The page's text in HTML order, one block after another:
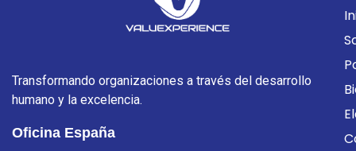
Transformando organizaciones a través del desarrollo
humano y la excelencia.
Oficina España